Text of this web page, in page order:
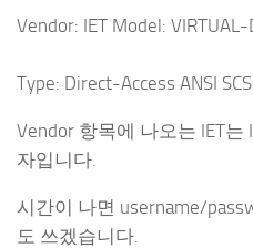
Vendor: IET Model: VIRTUAL-
Type: Direct-Access ANSI
Vendor 항목에 나오는 IET는
자입니다.
시간이 나면 username/
도 쓰겠습니다.